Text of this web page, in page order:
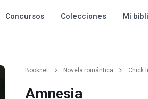
Concursos Colecciones Mi
Booknet Novela romántica Chick
Amnesia